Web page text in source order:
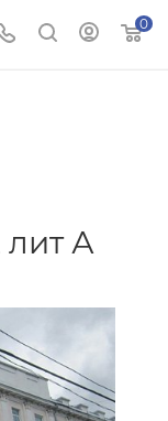
0
лит А